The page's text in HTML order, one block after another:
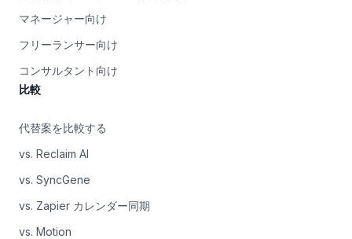
マネージャー向け
フリーランサー向け
コンサルタント向け
比較
代替案を比較する
vs. Reclaim AI
vs. SyncGene
vs. Zapier カレンダー同期
vs. Motion